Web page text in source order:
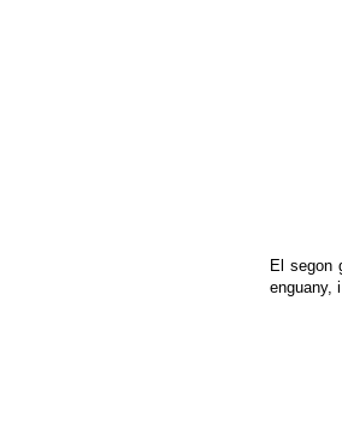
El segon
enguany,